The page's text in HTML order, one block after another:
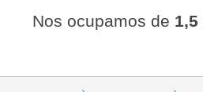
Nos ocupamos de 1,5